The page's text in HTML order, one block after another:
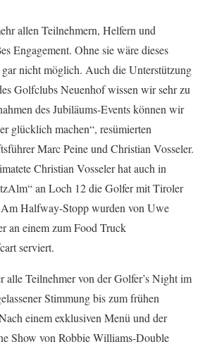
allen Teilnehmern, Helfern und
Engagement. Ohne sie wäre dieses
gar nicht möglich. Auch die Unterstützung
Golfclubs Neuenhof wissen wir sehr zu
des Jubiläums-Events können wir
glücklich machen“, resümierten
Marc Peine und Christian Vosseler.
Christian Vosseler hat auch in
an Loch 12 die Golfer mit Tiroler
Am Halfway-Stopp wurden von Uwe
an einem zum Food Truck
serviert.
alle Teilnehmer von der Golfer’s Night im
Stimmung bis zum frühen
einem exklusiven Menü und der
Show von Robbie Williams-Double